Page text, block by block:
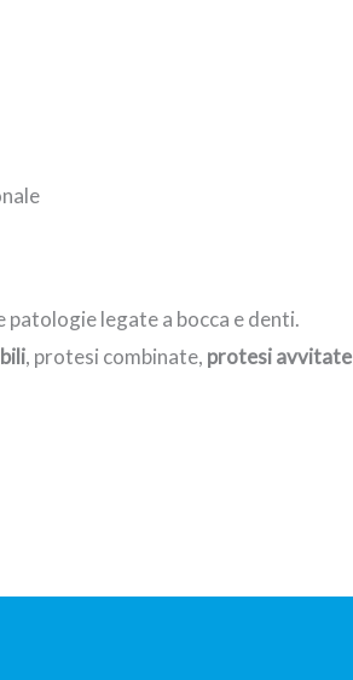
legate a bocca e denti.
, protesi combinate, protesi avvitate